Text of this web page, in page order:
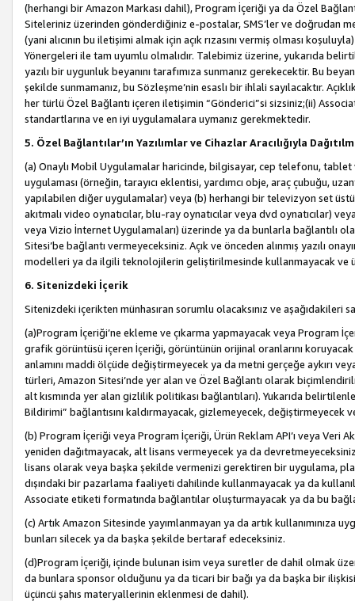
(herhangi bir Amazon Markası dahil), Program İçeriği ya da Özel
Siteleriniz üzerinden gönderdiğiniz e-postalar, SMS’ler ve doğrudan
(yani alıcının bu iletişimi almak için açık rızasını vermiş olması
Yönergeleri ile tam uyumlu olmalıdır. Talebimiz üzerine, yukarıda
yazılı bir uygunluk beyanını tarafımıza sunmanız gerekecektir. Bu
şekilde sunmamanız, bu Sözleşme’nin esaslı bir ihlali sayılacaktır.
her türlü Özel Bağlantı içeren iletişimin “Gönderici”si sizsiniz;(ii)
standartlarına ve en iyi uygulamalara uymanız gerekmektedir.
5. Özel Bağlantılar’ın Yazılımlar ve Cihazlar Aracılığıyla
(a) Onaylı Mobil Uygulamalar haricinde, bilgisayar, cep telefonu,
uygulaması (örneğin, tarayıcı eklentisi, yardımcı obje, araç çubuğu,
yapılabilen diğer uygulamalar) veya (b) herhangi bir televizyon set
akıtmalı video oynatıcılar, blu-ray oynatıcılar veya dvd oynatıcılar)
veya Vizio İnternet Uygulamaları) üzerinde ya da bunlarla bağlantılı
Sitesi’be bağlantı vermeyeceksiniz. Açık ve önceden alınmış yazılı
modelleri ya da ilgili teknolojilerin geliştirilmesinde kullanmayacak ve
6. Sitenizdeki İçerik
Sitenizdeki içerikten münhasıran sorumlu olacaksınız ve aşağıdakileri
(a)Program İçeriği’ne ekleme ve çıkarma yapmayacak veya Program
grafik görüntüsü içeren İçeriği, görüntünün orijinal oranlarını
anlamını maddi ölçüde değiştirmeyecek ya da metni gerçeğe aykırı
türleri, Amazon Sitesi’nde yer alan ve Özel Bağlantı olarak
alt kısmında yer alan gizlilik politikası bağlantıları). Yukarıda
Bildirimi” bağlantısını kaldırmayacak, gizlemeyecek,
(b) Program İçeriği veya Program İçeriği, Ürün Reklam API’ı veya Veri
yeniden dağıtmayacak, alt lisans vermeyecek ya da
lisans olarak veya başka şekilde vermenizi gerektiren bir uygulama,
dışındaki bir pazarlama faaliyeti dahilinde kullanmayacak ya da
Associate etiketi formatında bağlantılar oluşturmayacak ya da bu
(c) Artık Amazon Sitesinde yayımlanmayan ya da artık kullanımınıza
bunları silecek ya da başka şekilde bertaraf edeceksiniz.
(d)Program İçeriği, içinde bulunan isim veya suretler de dahil olmak
da bunlara sponsor olduğunu ya da ticari bir bağı ya da başka bir
üçüncü şahıs materyallerinin eklenmesi de dahil).